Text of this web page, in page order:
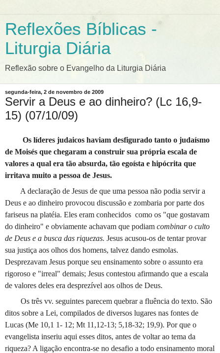
Reflexões Bíblicas -
Liturgia Diária
Reflexão sobre o Evangelho da Liturgia Diária
segunda-feira, 2 de novembro de 2009
Servir a Deus e ao dinheiro? (Lc 16,9-
15) (07/10/09)
Os líderes judaicos haviam desfigurado tanto o judaísmo
de Moisés que chegaram a construir sua própria escala de
valores a qual era tão absurda, tão egoísta e hipócrita que
irritava muito a pessoa de Jesus.
A decla­ração de Jesus de que uma pessoa não podia servir a
Deus e ao dinheiro provocou discussão e zombaria por parte dos
fariseus na platéia. Eles eram conhecidos como os "que gostavam
do dinheiro" e obviamente achavam que podiam combinar o culto
de Deus e a busca das riquezas. Jesus acusou-os de tentar provar
sua justiça aos olhos dos homens, talvez dando esmolas.
Desprezavam Jesus por­que seu ensinamento sobre o assunto era
rigoroso e "irreal" demais; Jesus contestou afirmando que a escala
de valores deles era desprezível aos olhos de Deus.
Os três vv. seguintes parecem quebrar a fluên­cia do texto. São
ditos sobre a Lei, compilados de diversos lugares nas fontes de
Lucas (Me 10,1 1- 12; Mt 11,12-13; 5,18-32; 19,9). Por que o
evangelista inseriu aqui esses ditos, antes de voltar ao tema da
riqueza? A ligação encontra-se no desa­fio a todo ensinamento moral